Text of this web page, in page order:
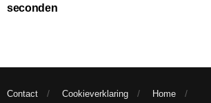
seconden
Contact Cookieverklaring Home